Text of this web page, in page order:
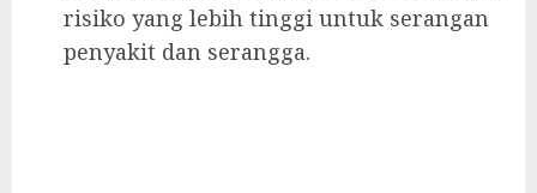
risiko yang lebih tinggi untuk serangan
penyakit dan serangga.